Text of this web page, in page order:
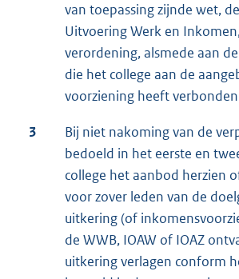
van toepassing zijnde wet,
Uitvoering Werk en
verordening, alsmede aan
die het college aan de
voorziening heeft
3
Bij niet nakoming van de
bedoeld in het eerste en
college het aanbod herzien
voor zover leden van de
uitkering (of
de WWB, IOAW of IOAZ
uitkering verlagen conform